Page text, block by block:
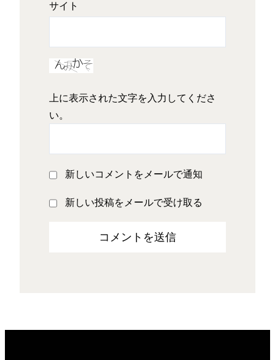
サイト
上に表示された文字を入力してくださ
い。
新しいコメントをメールで通知
新しい投稿をメールで受け取る